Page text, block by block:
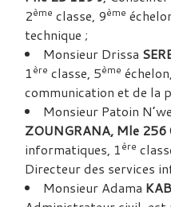
2ème classe, 9ème
technique ;
Monsieur Drissa
1ère classe, 5ème
communication et de la
Monsieur Patoin
ZOUNGRANA, Mle 256
informatiques, 1ère
Directeur des services
Monsieur Adama